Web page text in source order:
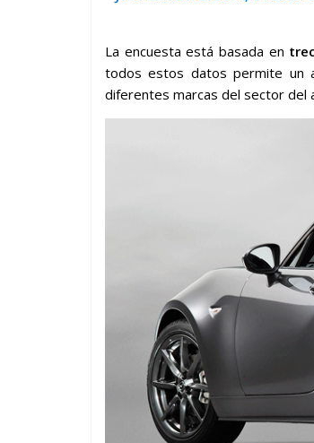
La encuesta está basada en
todos estos datos permite un
diferentes marcas del sector del